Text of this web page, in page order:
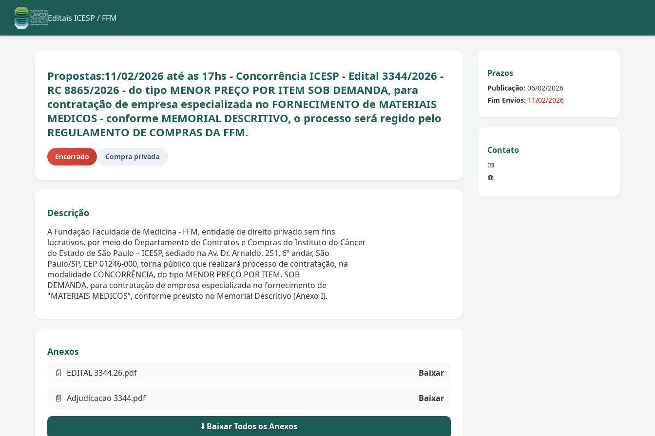
Editais ICESP / FFM
Propostas:11/02/2026 até as 17hs - Concorrência ICESP - Edital 3344/2026 -
RC 8865/2026 - do tipo MENOR PREÇO POR ITEM SOB DEMANDA, para
contratação de empresa especializada no FORNECIMENTO de MATERIAIS
MEDICOS - conforme MEMORIAL DESCRITIVO, o processo será regido pelo
REGULAMENTO DE COMPRAS DA FFM.
Encerrado Compra privada
Descrição
A Fundação Faculdade de Medicina - FFM, entidade de direito privado sem fins
lucrativos, por meio do Departamento de Contratos e Compras do Instituto do Câncer
do Estado de São Paulo – ICESP, sediado na Av. Dr. Arnaldo, 251, 6º andar, São
Paulo/SP, CEP 01246-000, torna público que realizará processo de contratação, na
modalidade CONCORRÊNCIA, do tipo MENOR PREÇO POR ITEM, SOB
DEMANDA, para contratação de empresa especializada no fornecimento de
"MATERIAIS MEDICOS”, conforme previsto no Memorial Descritivo (Anexo I).
Anexos
📄 EDITAL 3344.26.pdf Baixar
📄 Adjudicacao 3344.pdf Baixar
⬇️ Baixar Todos os Anexos
Prazos
Publicação: 06/02/2026
Fim Envios: 11/02/2026
Contato
📧
☎️